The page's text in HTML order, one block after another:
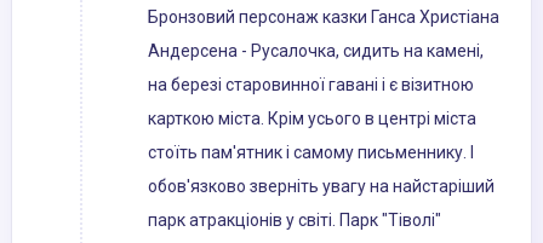
Бронзовий персонаж казки Ганса Христіана
Андерсена - Русалочка, сидить на камені,
на березі старовинної гавані і є візитною
карткою міста. Крім усього в центрі міста
стоїть пам'ятник і самому письменнику. І
обов'язково зверніть увагу на найстаріший
парк атракціонів у світі. Парк "Тіволі"